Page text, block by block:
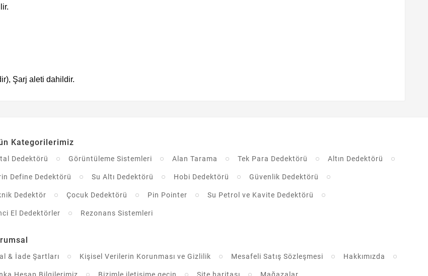
Şarj aleti dahildir.
Kategorilerimiz
Dedektörü Görüntüleme Sistemleri Alan Tarama Tek Para Dedektörü Altın Dedektörü
Define Dedektörü Su Altı Dedektörü Hobi Dedektörü Güvenlik Dedektörü
Dedektör Çocuk Dedektörü Pin Pointer Su Petrol ve Kavite Dedektörü
El Dedektörler Rezonans Sistemleri
& İade Şartları Kişisel Verilerin Korunması ve Gizlilik Mesafeli Satış Sözleşmesi Hakkımızda